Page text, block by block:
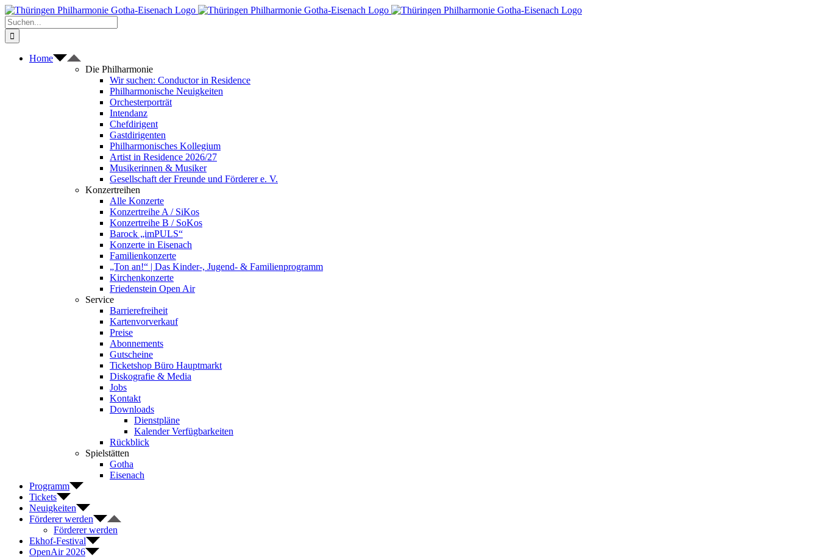
Zum
Inhalt
springen
Suche
nach:
Home
Die Philharmonie
Wir suchen: Conductor in Residence
Philharmonische Neuigkeiten
Orchesterporträt
Intendanz
Chefdirigent
Gastdirigenten
Philharmonisches Kollegium
Artist in Residence 2026/27
Musikerinnen & Musiker
Gesellschaft der Freunde und Förderer e. V.
Konzertreihen
Alle Konzerte
Konzertreihe A / SiKos
Konzertreihe B / SoKos
Barock „imPULS“
Konzerte in Eisenach
Familienkonzerte
„Ton an!“ | Das Kinder-, Jugend- & Familienprogramm
Kirchenkonzerte
Friedenstein Open Air
Service
Barrierefreiheit
Kartenvorverkauf
Preise
Abonnements
Gutscheine
Ticketshop Büro Hauptmarkt
Diskografie & Media
Jobs
Kontakt
Downloads
Dienstpläne
Kalender Verfügbarkeiten
Rückblick
Spielstätten
Gotha
Eisenach
Programm
Tickets
Neuigkeiten
Förderer werden
Förderer werden
Ekhof-Festival
OpenAir 2026